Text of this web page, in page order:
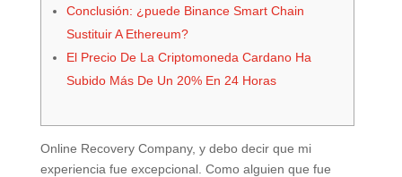
Conclusión: ¿puede Binance Smart Chain
Sustituir A Ethereum?
El Precio De La Criptomoneda Cardano Ha
Subido Más De Un 20% En 24 Horas
Online Recovery Company, y debo decir que mi
experiencia fue excepcional. Como alguien que fue